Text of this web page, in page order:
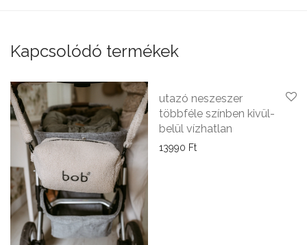
Kapcsolódó termékek
utazó neszeszer
többféle színben kivül-
belül vízhatlan
13990 Ft